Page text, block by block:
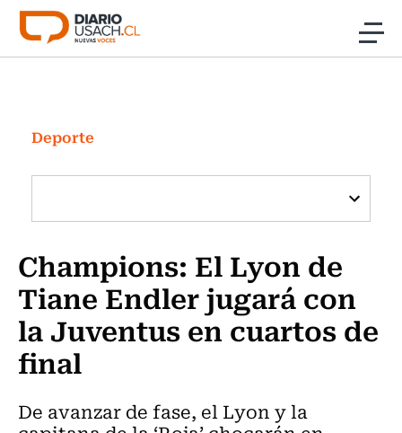
Click acá para ir directamente al contenido
Investigación
Cultura
Programas Radio y TV Usach
Deporte
Champions: El Lyon de
Tiane Endler jugará con
la Juventus en cuartos de
final
De avanzar de fase, el Lyon y la